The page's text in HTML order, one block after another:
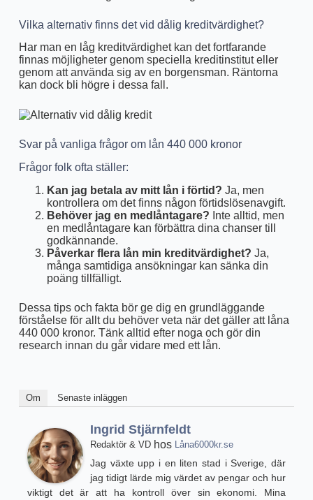
Vilka alternativ finns det vid dålig kreditvärdighet?
Har man en låg kreditvärdighet kan det fortfarande
finnas möjligheter genom speciella kreditinstitut eller
genom att använda sig av en borgensman. Räntorna
kan dock bli högre i dessa fall.
Svar på vanliga frågor om lån 440 000 kronor
Frågor folk ofta ställer:
Kan jag betala av mitt lån i förtid? Ja, men
kontrollera om det finns någon förtidslösenavgift.
Behöver jag en medlåntagare? Inte alltid, men
en medlåntagare kan förbättra dina chanser till
godkännande.
Påverkar flera lån min kreditvärdighet? Ja,
många samtidiga ansökningar kan sänka din
poäng tillfälligt.
Dessa tips och fakta bör ge dig en grundläggande
förståelse för allt du behöver veta när det gäller att låna
440 000 kronor. Tänk alltid efter noga och gör din
research innan du går vidare med ett lån.
Om Senaste inläggen
Ingrid Stjärnfeldt
Redaktör & VDhos Låna6000kr.se
Jag växte upp i en liten stad i Sverige, där
jag tidigt lärde mig värdet av pengar och hur
viktigt det är att ha kontroll över sin ekonomi. Mina